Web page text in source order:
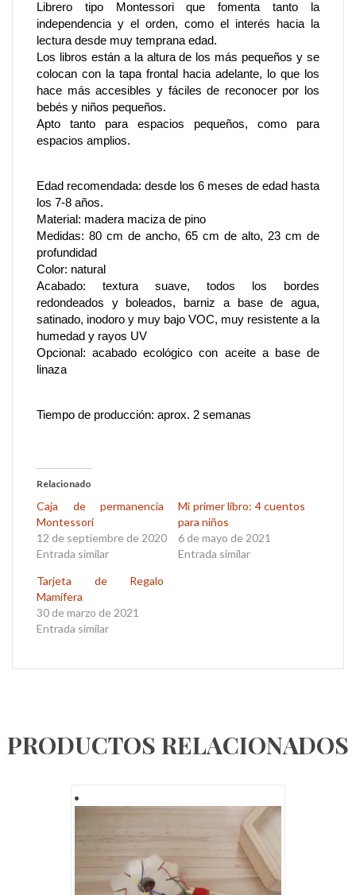
Librero tipo Montessori que fomenta tanto la
independencia y el orden, como el interés hacia la
lectura desde muy temprana edad.
Los libros están a la altura de los más pequeños y se
colocan con la tapa frontal hacia adelante, lo que los
hace más accesibles y fáciles de reconocer por los
bebés y niños pequeños.
Apto tanto para espacios pequeños, como para
espacios amplios.
Edad recomendada: desde los 6 meses de edad hasta
los 7-8 años.
Material: madera maciza de pino
Medidas: 80 cm de ancho, 65 cm de alto, 23 cm de
profundidad
Color: natural
Acabado: textura suave, todos los bordes
redondeados y boleados, barniz a base de agua,
satinado, inodoro y muy bajo VOC, muy resistente a la
humedad y rayos UV
Opcional: acabado ecológico con aceite a base de
linaza
Tiempo de producción: aprox. 2 semanas
Relacionado
Caja de permanencia
Montessori
12 de septiembre de 2020
Entrada similar
Mi primer libro: 4 cuentos
para niños
6 de mayo de 2021
Entrada similar
Tarjeta de Regalo
Mamífera
30 de marzo de 2021
Entrada similar
PRODUCTOS RELACIONADOS